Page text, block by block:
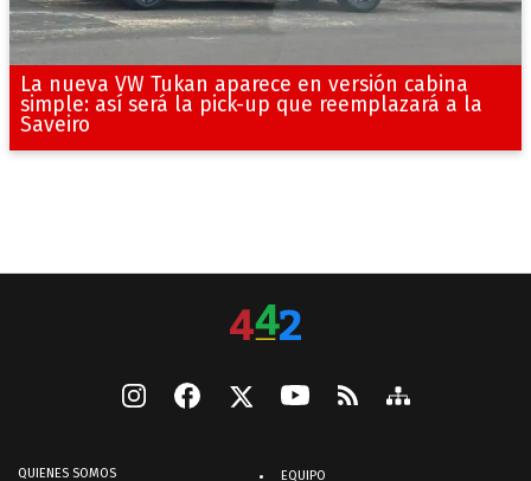
La nueva VW Tukan aparece en versión cabina
simple: así será la pick-up que reemplazará a la
Saveiro
QUIENES SOMOS EQUIPO